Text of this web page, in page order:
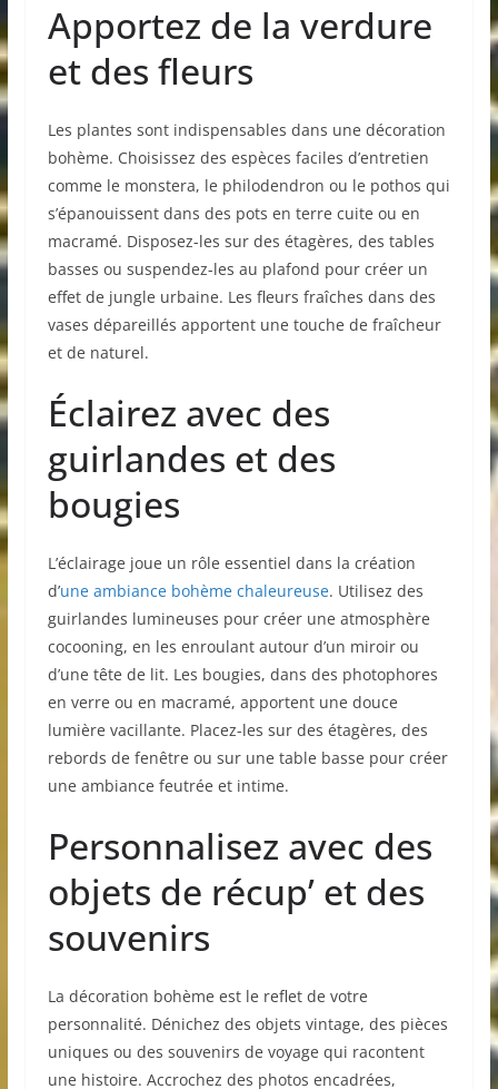
Apportez de la verdure
et des fleurs
Les plantes sont indispensables dans une décoration
bohème. Choisissez des espèces faciles d’entretien
comme le monstera, le philodendron ou le pothos qui
s’épanouissent dans des pots en terre cuite ou en
macramé. Disposez-les sur des étagères, des tables
basses ou suspendez-les au plafond pour créer un
effet de jungle urbaine. Les fleurs fraîches dans des
vases dépareillés apportent une touche de fraîcheur
et de naturel.
Éclairez avec des
guirlandes et des
bougies
L’éclairage joue un rôle essentiel dans la création
d’une ambiance bohème chaleureuse. Utilisez des
guirlandes lumineuses pour créer une atmosphère
cocooning, en les enroulant autour d’un miroir ou
d’une tête de lit. Les bougies, dans des photophores
en verre ou en macramé, apportent une douce
lumière vacillante. Placez-les sur des étagères, des
rebords de fenêtre ou sur une table basse pour créer
une ambiance feutrée et intime.
Personnalisez avec des
objets de récup’ et des
souvenirs
La décoration bohème est le reflet de votre
personnalité. Dénichez des objets vintage, des pièces
uniques ou des souvenirs de voyage qui racontent
une histoire. Accrochez des photos encadrées,